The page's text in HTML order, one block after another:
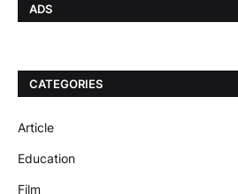
ADS
CATEGORIES
Article
Education
Film